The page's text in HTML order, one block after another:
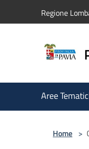
Regione
Aree
Home >